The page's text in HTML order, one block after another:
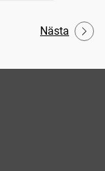
Nästa